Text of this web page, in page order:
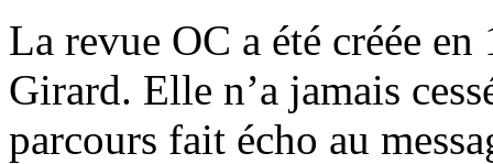
La revue OC a été créée
Girard. Elle n’a jamais
parcours fait écho au